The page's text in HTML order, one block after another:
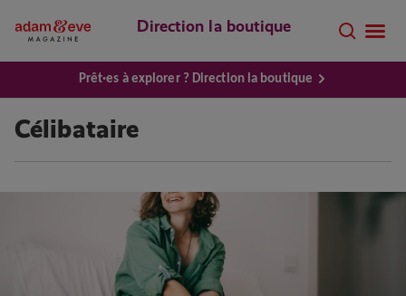
Direction la boutique
Prêt·es à explorer ? Direction la boutique
Célibataire